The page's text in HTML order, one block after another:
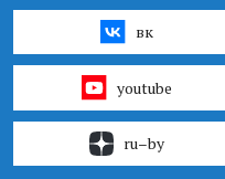
вк
youtube
ru–by